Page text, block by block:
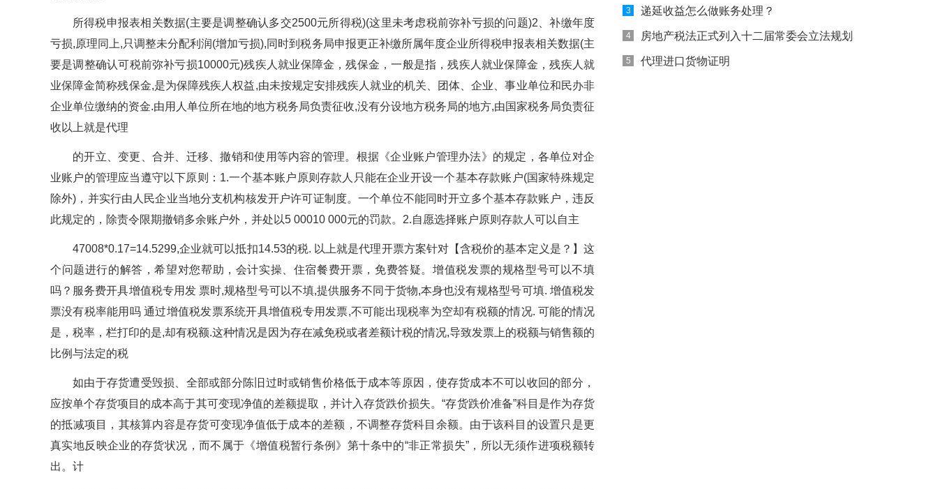
所得税申报表相关数据(主要是调整确认多交2500元所得税)(这里未考虑税前弥补亏损的问题)2、补缴年度
亏损,原理同上,只调整未分配利润(增加亏损),同时到税务局申报更正补缴所属年度企业所得税申报表相关数据(主
要是调整确认可税前弥补亏损10000元)残疾人就业保障金，残保金，一般是指，残疾人就业保障金，残疾人就
业保障金简称残保金,是为保障残疾人权益,由未按规定安排残疾人就业的机关、团体、企业、事业单位和民办非
企业单位缴纳的资金.由用人单位所在地的地方税务局负责征收,没有分设地方税务局的地方,由国家税务局负责征
收以上就是代理
的开立、变更、合并、迁移、撤销和使用等内容的管理。根据《企业账户管理办法》的规定，各单位对企
业账户的管理应当遵守以下原则：1.一个基本账户原则存款人只能在企业开设一个基本存款账户(国家特殊规定
除外)，并实行由人民企业当地分支机构核发开户许可证制度。一个单位不能同时开立多个基本存款账户，违反
此规定的，除责令限期撤销多余账户外，并处以5 00010 000元的罚款。2.自愿选择账户原则存款人可以自主
47008*0.17=14.5299,企业就可以抵扣14.53的税. 以上就是代理开票方案针对【含税价的基本定义是？】这
个问题进行的解答，希望对您帮助，会计实操、住宿餐费开票，免费答疑。增值税发票的规格型号可以不填
吗？服务费开具增值税专用发 票时,规格型号可以不填,提供服务不同于货物,本身也没有规格型号可填. 增值税发
票没有税率能用吗 通过增值税发票系统开具增值税专用发票,不可能出现税率为空却有税额的情况. 可能的情况
是，税率，栏打印的是,却有税额.这种情况是因为存在减免税或者差额计税的情况,导致发票上的税额与销售额的
比例与法定的税
如由于存货遭受毁损、全部或部分陈旧过时或销售价格低于成本等原因，使存货成本不可以收回的部分，
应按单个存货项目的成本高于其可变现净值的差额提取，并计入存货跌价损失。“存货跌价准备”科目是作为存货
的抵减项目，其核算内容是存货可变现净值低于成本的差额，不调整存货科目余额。由于该科目的设置只是更
真实地反映企业的存货状况，而不属于《增值税暂行条例》第十条中的“非正常损失”，所以无须作进项税额转
出。计
3 递延收益怎么做账务处理？
4 房地产税法正式列入十二届常委会立法规划
5 代理进口货物证明